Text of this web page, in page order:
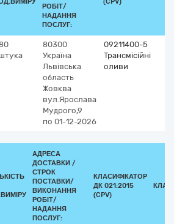
РОБІТ/
НАДАННЯ
ПОСЛУГ:
штука
80300
Україна
Львівська
область
Жовква
вул.Ярослава
Мудрого,9
по 01-12-2026
09211400-5
Трансмісійні
оливи
АДРЕСА
ДОСТАВКИ /
СТРОК
ПОСТАВКИ/
ВИКОНАННЯ
РОБІТ/
НАДАННЯ
ПОСЛУГ:
КЛАСИФІКАТОР
ДК 021:2015
(CPV)